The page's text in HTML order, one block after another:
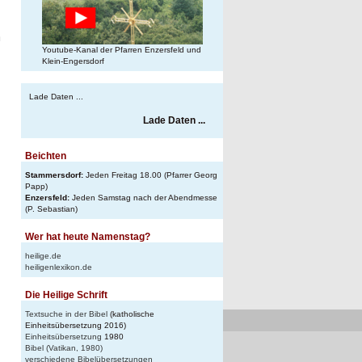
Youtube-Kanal der Pfarren Enzersfeld und
Klein-Engersdorf
Lade Daten ...
Lade Daten ...
Beichten
Stammersdorf: Jeden Freitag 18.00 (Pfarrer Georg
Papp)
Enzersfeld: Jeden Samstag nach der Abendmesse
(P. Sebastian)
Wer hat heute Namenstag?
heilige.de
heiligenlexikon.de
Die Heilige Schrift
Textsuche in der Bibel (katholische
Einheitsübersetzung 2016)
Einheitsübersetzung 1980
Bibel (Vatikan, 1980)
verschiedene Bibelübersetzungen